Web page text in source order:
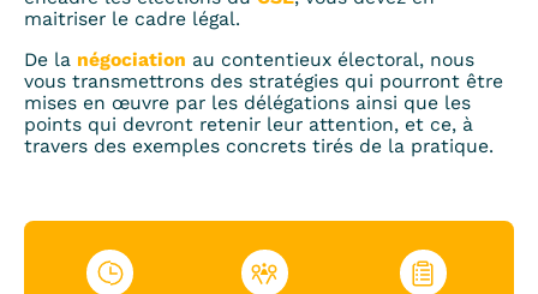
maitriser le cadre légal. ​
De la négociation au contentieux électoral, nous
vous transmettrons des stratégies qui pourront être
mises en œuvre par les délégations ainsi que les
points qui devront retenir leur attention, et ce, à
travers des exemples concrets tirés de la pratique.